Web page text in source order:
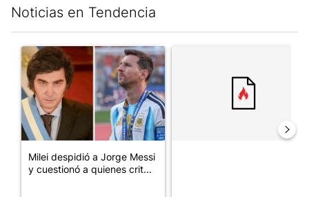
Noticias en Tendencia
Un artículo de tendencia con el título "Milei despidió a Jorge
Milei despidió a Jorge Messi
y cuestionó a quienes crit...